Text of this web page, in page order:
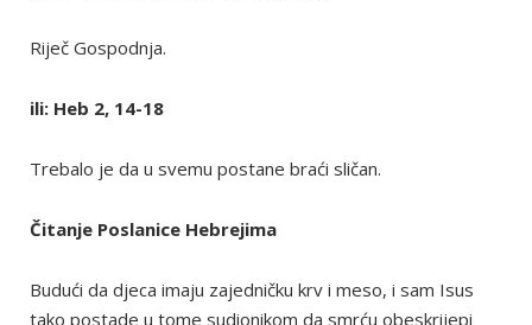
Riječ Gospodnja.
ili: Heb 2, 14-18
Trebalo je da u svemu postane braći sličan.
Čitanje Poslanice Hebrejima
Budući da djeca imaju zajedničku krv i meso, i sam Isus
tako postade u tome sudionikom da smrću obeskrijepi